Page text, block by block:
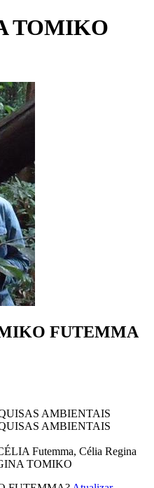
TOMIKO
FUTEMMA
AMBIENTAIS
AMBIENTAIS
Futemma, Célia Regina
TOMIKO